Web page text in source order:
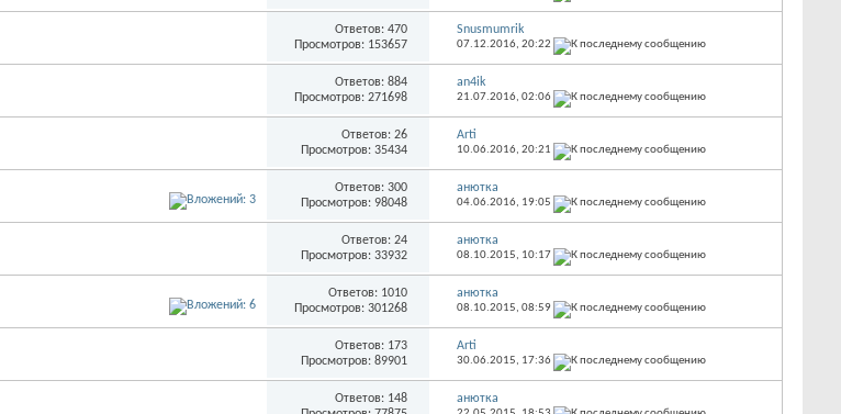
Ответов: 470
Просмотров: 153657
Snusmumrik
07.12.2016, 20:22
Ответов: 884
Просмотров: 271698
an4ik
21.07.2016, 02:06
Ответов: 26
Просмотров: 35434
Arti
10.06.2016, 20:21
Ответов: 300
Просмотров: 98048
анютка
04.06.2016, 19:05
Ответов: 24
Просмотров: 33932
анютка
08.10.2015, 10:17
Ответов: 1010
Просмотров: 301268
анютка
08.10.2015, 08:59
Ответов: 173
Просмотров: 89901
Arti
30.06.2015, 17:36
Ответов: 148
анютка